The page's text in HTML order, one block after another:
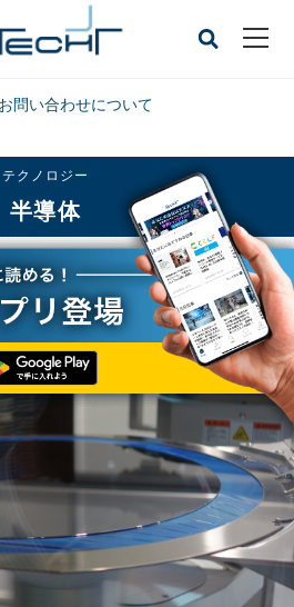
問い合わせについて
CLOSE
テクノロジー
半導体
体
置市場、6四半期ぶりに前四半期比で増加